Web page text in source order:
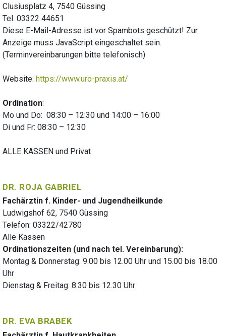
Clusiusplatz 4, 7540 Güssing
Tel. 03322 44651
Diese E-Mail-Adresse ist vor Spambots geschützt! Zur
Anzeige muss JavaScript eingeschaltet sein.
(Terminvereinbarungen bitte telefonisch)
Website: https://www.uro-praxis.at/
Ordination:
Mo und Do: 08:30 – 12:30 und 14:00 – 16:00
Di und Fr: 08:30 – 12:30
ALLE KASSEN und Privat
DR. ROJA GABRIEL
Fachärztin f. Kinder- und Jugendheilkunde
Ludwigshof 62, 7540 Güssing
Telefon: 03322/42780
Alle Kassen
Ordinationszeiten (und nach tel. Vereinbarung):
Montag & Donnerstag: 9.00 bis 12.00 Uhr und 15.00 bis 18.00
Uhr
Dienstag & Freitag: 8.30 bis 12.30 Uhr
DR. EVA BRABEK